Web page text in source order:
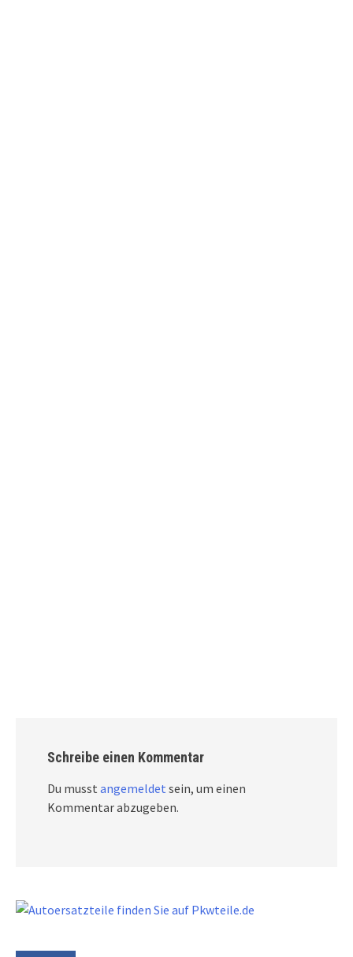
Schreibe einen Kommentar
Du musst angemeldet sein, um einen
Kommentar abzugeben.